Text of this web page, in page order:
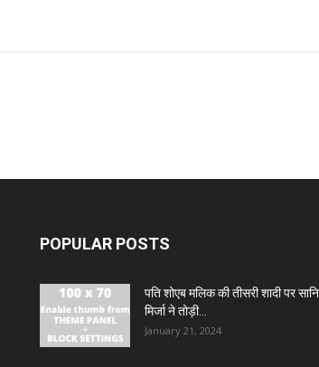
POPULAR POSTS
पति शोएब मलिक की तीसरी शादी पर
मिर्जा ने तोड़ी...
January 21, 2024